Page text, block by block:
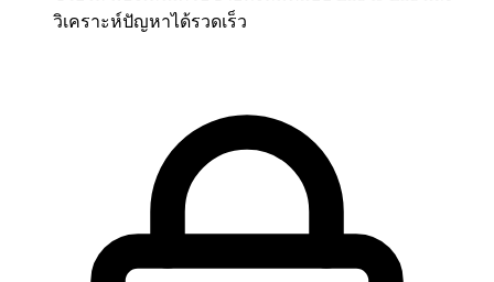
วิเคราะห์ปัญหาได้รวดเร็ว